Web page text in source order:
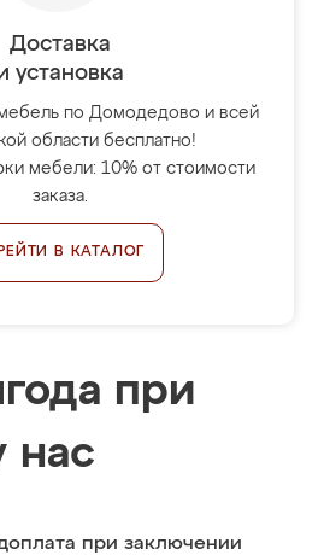
Доставка
установка
по Домодедово и всей
области бесплатно!
мебели: 10% от стоимости
заказа.
В КАТАЛОГ
при
нас
при заключении